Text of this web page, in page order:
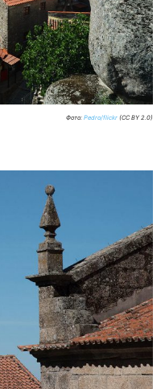
Фото: Pedro/flickr (CC BY 2.0)